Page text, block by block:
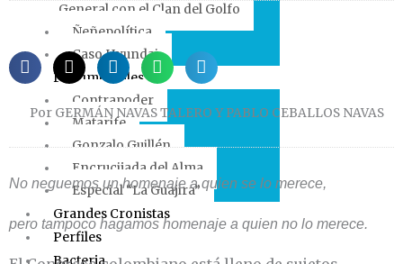
General con el Clan del Golfo
Ñeñepolítica
Caso Hyundai
Documentales
Contrapoder
Matarife
Gonzalo Guillén
Encrucijada del Alma
Especial “La Guajira”
Grandes Cronistas
Perfiles
Bacteria
Por GERMÁN NAVAS TALERO Y PABLO CEBALLOS NAVAS
No neguemos un homenaje a quien se lo merece,
pero tampoco hagamos homenaje a quien no lo merece.